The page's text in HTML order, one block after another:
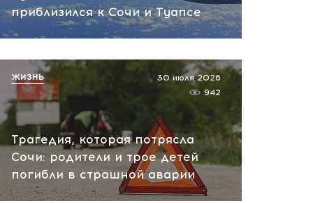
НАТО планирует и
России! Сенсационное
заявление хакеров
вчера, 10:07
приблизился к Сочи и Туапсе
Трагедия, которая потрясла
Сочи: родители и трое детей
погибли в страшной аварии
30 июля 2026
942
ЖИЗНЬ